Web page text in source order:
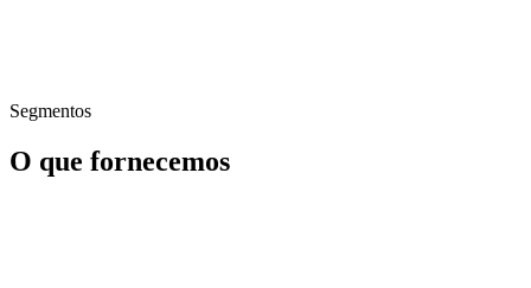
Segmentos
O que fornecemos